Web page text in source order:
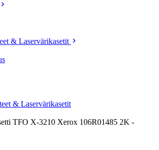
& Laservärikasetit
& Laservärikasetit
TFO X-3210 Xerox 106R01485 2K -